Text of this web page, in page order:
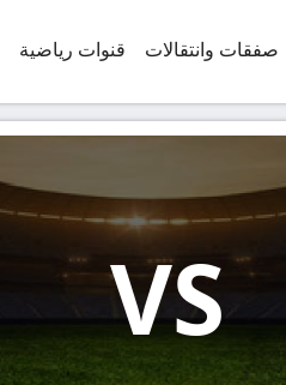
صفقات وانتقالات قنوات رياضية
VS